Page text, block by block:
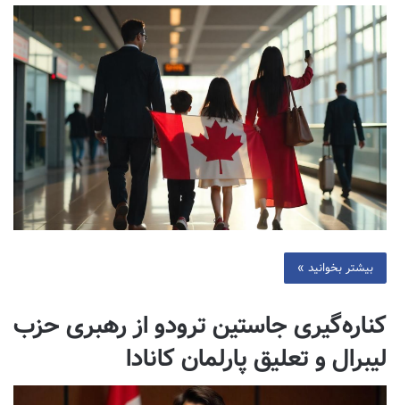
بیشتر بخوانید »
کناره‌گیری جاستین ترودو از رهبری حزب
لیبرال و تعلیق پارلمان کانادا